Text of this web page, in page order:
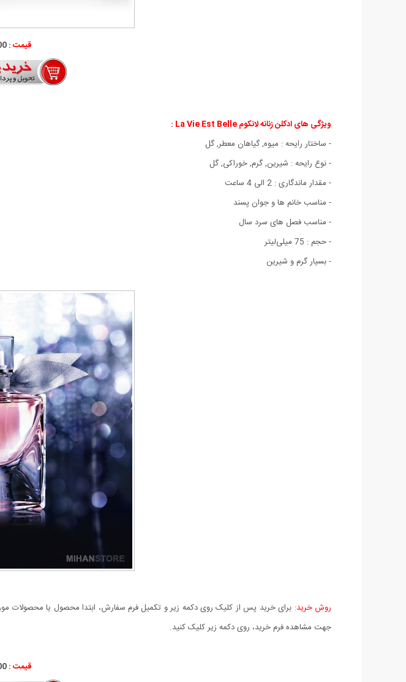
قیمت :
ویژگی های ادکلن زنانه لانکوم La Vie Est Belle :
- ساختار رایحه : میوه, گیاهان معطر, گل
- نوع رایحه : شیرین, گرم, خوراکی, گل
- مقدار ماندگاری : 2 الی 4 ساعت
- مناسب خانم ها و جوان پسند
- مناسب فصل های سرد سال
- حجم : 75 میلی‌لیتر
- بسیار گرم و شیرین
روش خرید: برای خرید پس از کلیک روی دکمه زیر و تکمیل فرم سفارش، ابتدا محصول یا محصولات
جهت مشاهده فرم خرید، روی دکمه زیر کلیک کنید.
قیمت :